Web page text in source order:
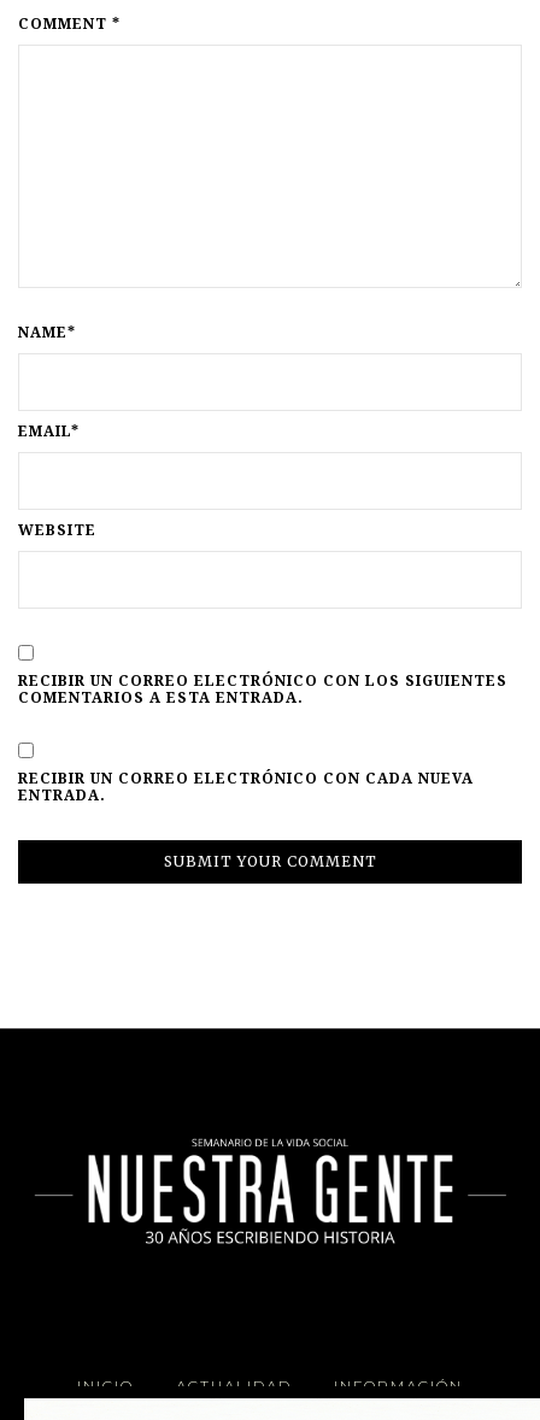
COMMENT *
NAME*
EMAIL*
WEBSITE
RECIBIR UN CORREO ELECTRÓNICO CON LOS SIGUIENTES
COMENTARIOS A ESTA ENTRADA.
RECIBIR UN CORREO ELECTRÓNICO CON CADA NUEVA
ENTRADA.
INICIO ACTUALIDAD INFORMACIÓN